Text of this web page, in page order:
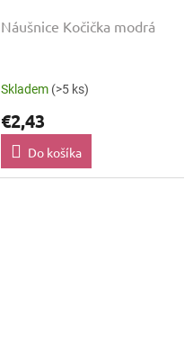
Náušnice Kočička modrá
Skladem (>5 ks)
€2,43
Do košíka